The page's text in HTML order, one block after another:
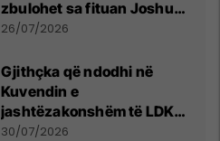
zbulohet sa fituan Joshua
e Prenga
26/07/2026
Gjithçka që ndodhi në
Kuvendin e
jashtëzakonshëm të LDK-
së
30/07/2026